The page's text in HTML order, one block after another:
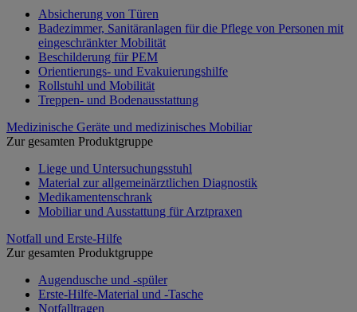
Absicherung von Türen
Badezimmer, Sanitäranlagen für die Pflege von Personen mit
eingeschränkter Mobilität
Beschilderung für PEM
Orientierungs- und Evakuierungshilfe
Rollstuhl und Mobilität
Treppen- und Bodenausstattung
Medizinische Geräte und medizinisches Mobiliar
Zur gesamten Produktgruppe
Liege und Untersuchungsstuhl
Material zur allgemeinärztlichen Diagnostik
Medikamentenschrank
Mobiliar und Ausstattung für Arztpraxen
Notfall und Erste-Hilfe
Zur gesamten Produktgruppe
Augendusche und -spüler
Erste-Hilfe-Material und -Tasche
Notfalltragen